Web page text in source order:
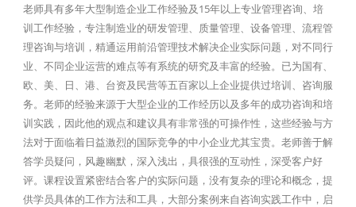
老师具有多年大型制造企业工作经验及15年以上专业管理咨询、培
训工作经验，专注制造业的研发管理、质量管理、设备管理、流程管
理咨询与培训，精通运用前沿管理技术解决企业实际问题，对不同行
业、不同企业运营的难点等有系统的研究及丰富的经验。已为国有、
欧、美、日、港、台资及民营等五百家以上企业提供过培训、咨询服
务。老师的经验来源于大型企业的工作经历以及多年的成功咨询和培
训实践，因此他的观点和建议具有非常强的可操作性，这些经验与方
法对于面临着日益激烈的国际竞争的中小企业尤其宝贵。老师善于解
答学员疑问，风趣幽默，深入浅出，具很强的互动性，深受客户好
评。课程设置紧密结合客户的实际问题，没有复杂的理论和概念，提
供学员具体的工作方法和工具，大部分案例来自咨询实践工作中，启